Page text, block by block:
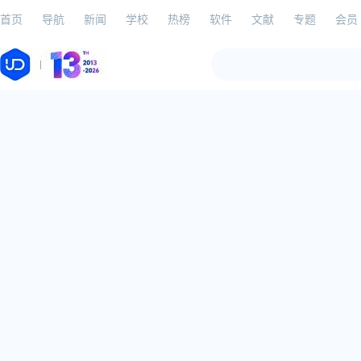
首页 导航 新闻 学校 热榜 软件 文献 专题 会员